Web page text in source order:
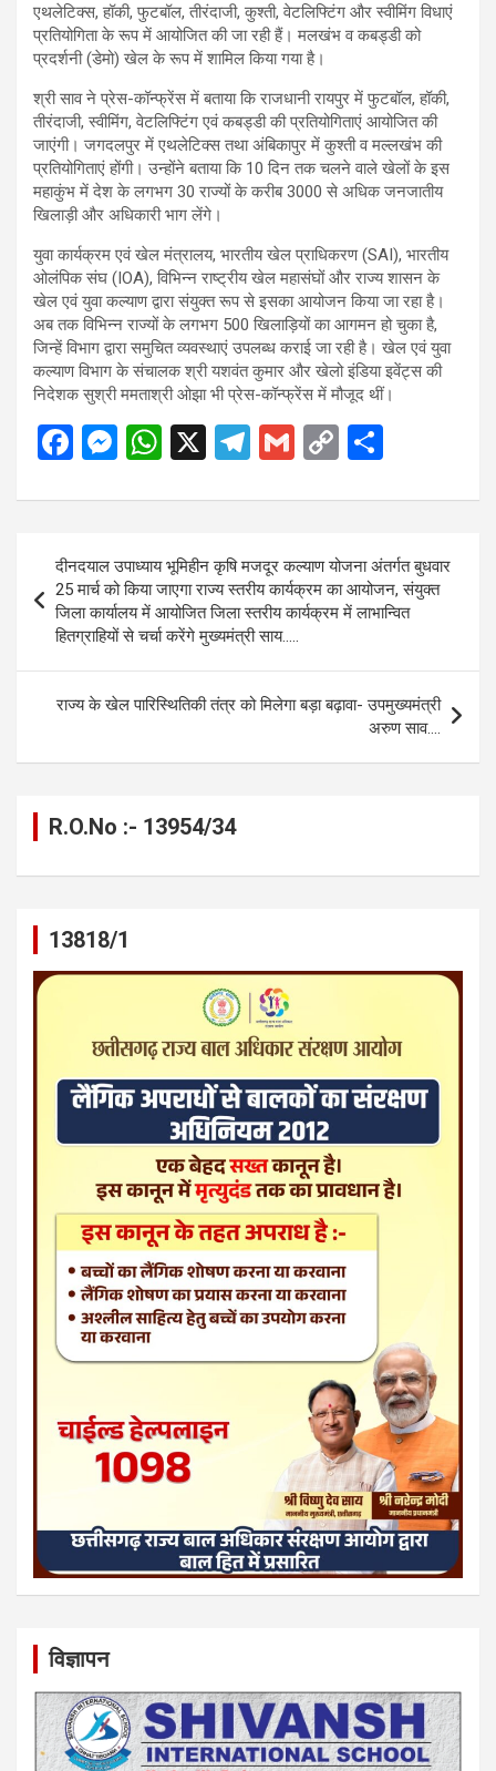
एथलेटिक्स, हॉकी, फुटबॉल, तीरंदाजी, कुश्ती, वेटलिफ्टिंग और स्वीमिंग विधाएं
प्रतियोगिता के रूप में आयोजित की जा रही हैं। मलखंभ व कबड्डी को
प्रदर्शनी (डेमो) खेल के रूप में शामिल किया गया है।
श्री साव ने प्रेस-कॉन्फ्रेंस में बताया कि राजधानी रायपुर में फुटबॉल, हॉकी,
तीरंदाजी, स्वीमिंग, वेटलिफ्टिंग एवं कबड्डी की प्रतियोगिताएं आयोजित की
जाएंगी। जगदलपुर में एथलेटिक्स तथा अंबिकापुर में कुश्ती व मल्लखंभ की
प्रतियोगिताएं होंगी। उन्होंने बताया कि 10 दिन तक चलने वाले खेलों के इस
महाकुंभ में देश के लगभग 30 राज्यों के करीब 3000 से अधिक जनजातीय
खिलाड़ी और अधिकारी भाग लेंगे।
युवा कार्यक्रम एवं खेल मंत्रालय, भारतीय खेल प्राधिकरण (SAI), भारतीय
ओलंपिक संघ (IOA), विभिन्न राष्ट्रीय खेल महासंघों और राज्य शासन के
खेल एवं युवा कल्याण द्वारा संयुक्त रूप से इसका आयोजन किया जा रहा है।
अब तक विभिन्न राज्यों के लगभग 500 खिलाड़ियों का आगमन हो चुका है,
जिन्हें विभाग द्वारा समुचित व्यवस्थाएं उपलब्ध कराई जा रही है। खेल एवं युवा
कल्याण विभाग के संचालक श्री यशवंत कुमार और खेलो इंडिया इवेंट्स की
निदेशक सुश्री ममताश्री ओझा भी प्रेस-कॉन्फ्रेंस में मौजूद थीं।
F
ce
o
o
k
M
se
g
er
W
at
s
A
p
p
X
T
e
a
m
G
ail
C
py
Li
n
k
ar
e
navigation
दीनदयाल उपाध्याय भूमिहीन कृषि मजदूर कल्याण योजना अंतर्गत बुधवार
25 मार्च को किया जाएगा राज्य स्तरीय कार्यक्रम का आयोजन, संयुक्त
जिला कार्यालय में आयोजित जिला स्तरीय कार्यक्रम में लाभान्वित
हितग्राहियों से चर्चा करेंगे मुख्यमंत्री साय…..
राज्य के खेल पारिस्थितिकी तंत्र को मिलेगा बड़ा बढ़ावा- उपमुख्यमंत्री
अरुण साव….
R.O.No :- 13954/34
13818/1
विज्ञापन